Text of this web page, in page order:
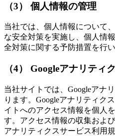
（3） 個人情報の管理
当社では、個人情報について
な安全対策を実施し、個人情
全対策に関する予防措置を行
（4） Googleアナリティ
当社サイトでは、Googleアナ
ります。Googleアナリティク
イトへのアクセス情報を個人
す。アクセス情報の収集およ
アナリティクスサービス利用